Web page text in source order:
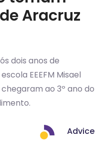
Aracruz
dois anos de
EEEFM Misael
ao 3º ano do
Advice